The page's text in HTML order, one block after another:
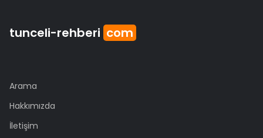
tunceli-rehberi com
Arama
Hakkımızda
İletişim